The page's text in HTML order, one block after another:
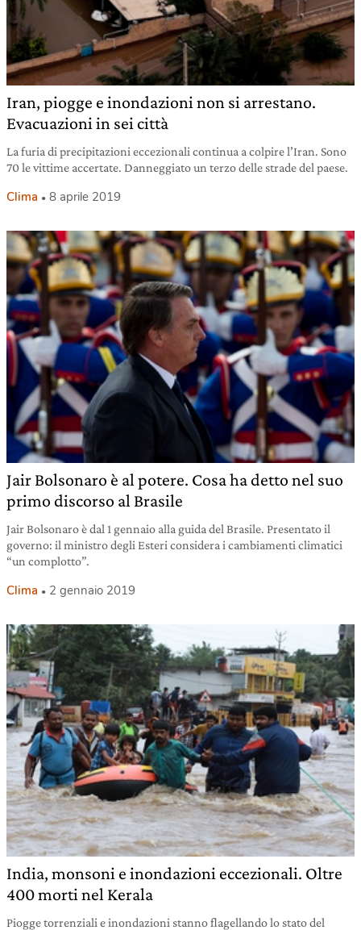
Iran, piogge e inondazioni non si arrestano.
Evacuazioni in sei città
La furia di precipitazioni eccezionali continua a colpire l’Iran. Sono
70 le vittime accertate. Danneggiato un terzo delle strade del paese.
Clima 8 aprile 2019
Jair Bolsonaro è al potere. Cosa ha detto nel suo
primo discorso al Brasile
Jair Bolsonaro è dal 1 gennaio alla guida del Brasile. Presentato il
governo: il ministro degli Esteri considera i cambiamenti climatici
“un complotto”.
Clima 2 gennaio 2019
India, monsoni e inondazioni eccezionali. Oltre
400 morti nel Kerala
Piogge torrenziali e inondazioni stanno flagellando lo stato del